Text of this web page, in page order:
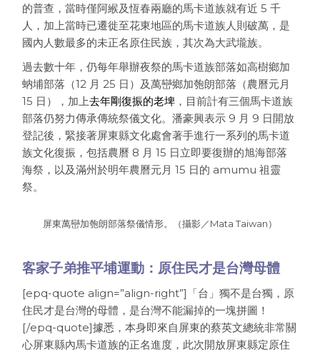
的普查，當時僅阿緱及恆春兩廳的馬卡道族就有近 5 千
人，加上當時已遷徙至花東地區的馬卡道族人則破萬，是
國內人數最多的未正名原住民族，其次為大武壠族。
過去數十年，仍每年舉辦夜祭的馬卡道族部落如高樹鄉加
蚋埔部落（12 月 25 日）及萬巒鄉加匏朗部落（農曆元月
15 日），加上去年剛復振的老埤 ，目前計有三個馬卡道族
部落仍努力傳承傳統祭儀文化。潘豪興表示 9 月 9 日開放
登記後，緊接著屏東縣文化處會著手進行一系列的馬卡道
族文化復振，包括農曆 8 月 15 日立即要復辦的旭海部落
海祭，以及滿州於明年農曆元月 15 日的 amumu 祖靈
祭。
屏東萬巒加匏朗部落祭儀情形。（攝影／Mata Taiwan）
客家子弟推平埔運動：原住民才是台灣母體
[epq-quote align=”align-right”]「台」獨不是台獨，原
住民才是台灣的母體，是台灣不能漏掉的一塊拼圖！
[/epq-quote]據悉，本身即來自屏東的蔡英文總統非常關
心屏東縣內馬卡道族的正名進度，此次開放屏東縣定原住